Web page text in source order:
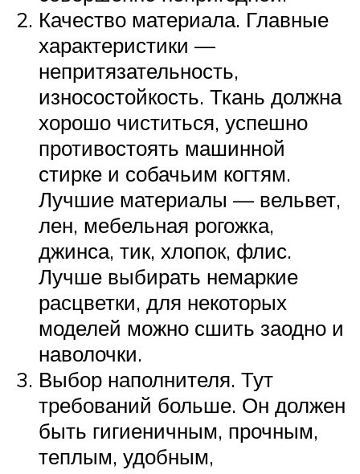
Качество материала. Главные
характеристики —
непритязательность,
износостойкость. Ткань должна
хорошо чиститься, успешно
противостоять машинной
стирке и собачьим когтям.
Лучшие материалы — вельвет,
лен, мебельная рогожка,
джинса, тик, хлопок, флис.
Лучше выбирать немаркие
расцветки, для некоторых
моделей можно сшить заодно и
наволочки.
Выбор наполнителя. Тут
требований больше. Он должен
быть гигиеничным, прочным,
теплым, удобным,